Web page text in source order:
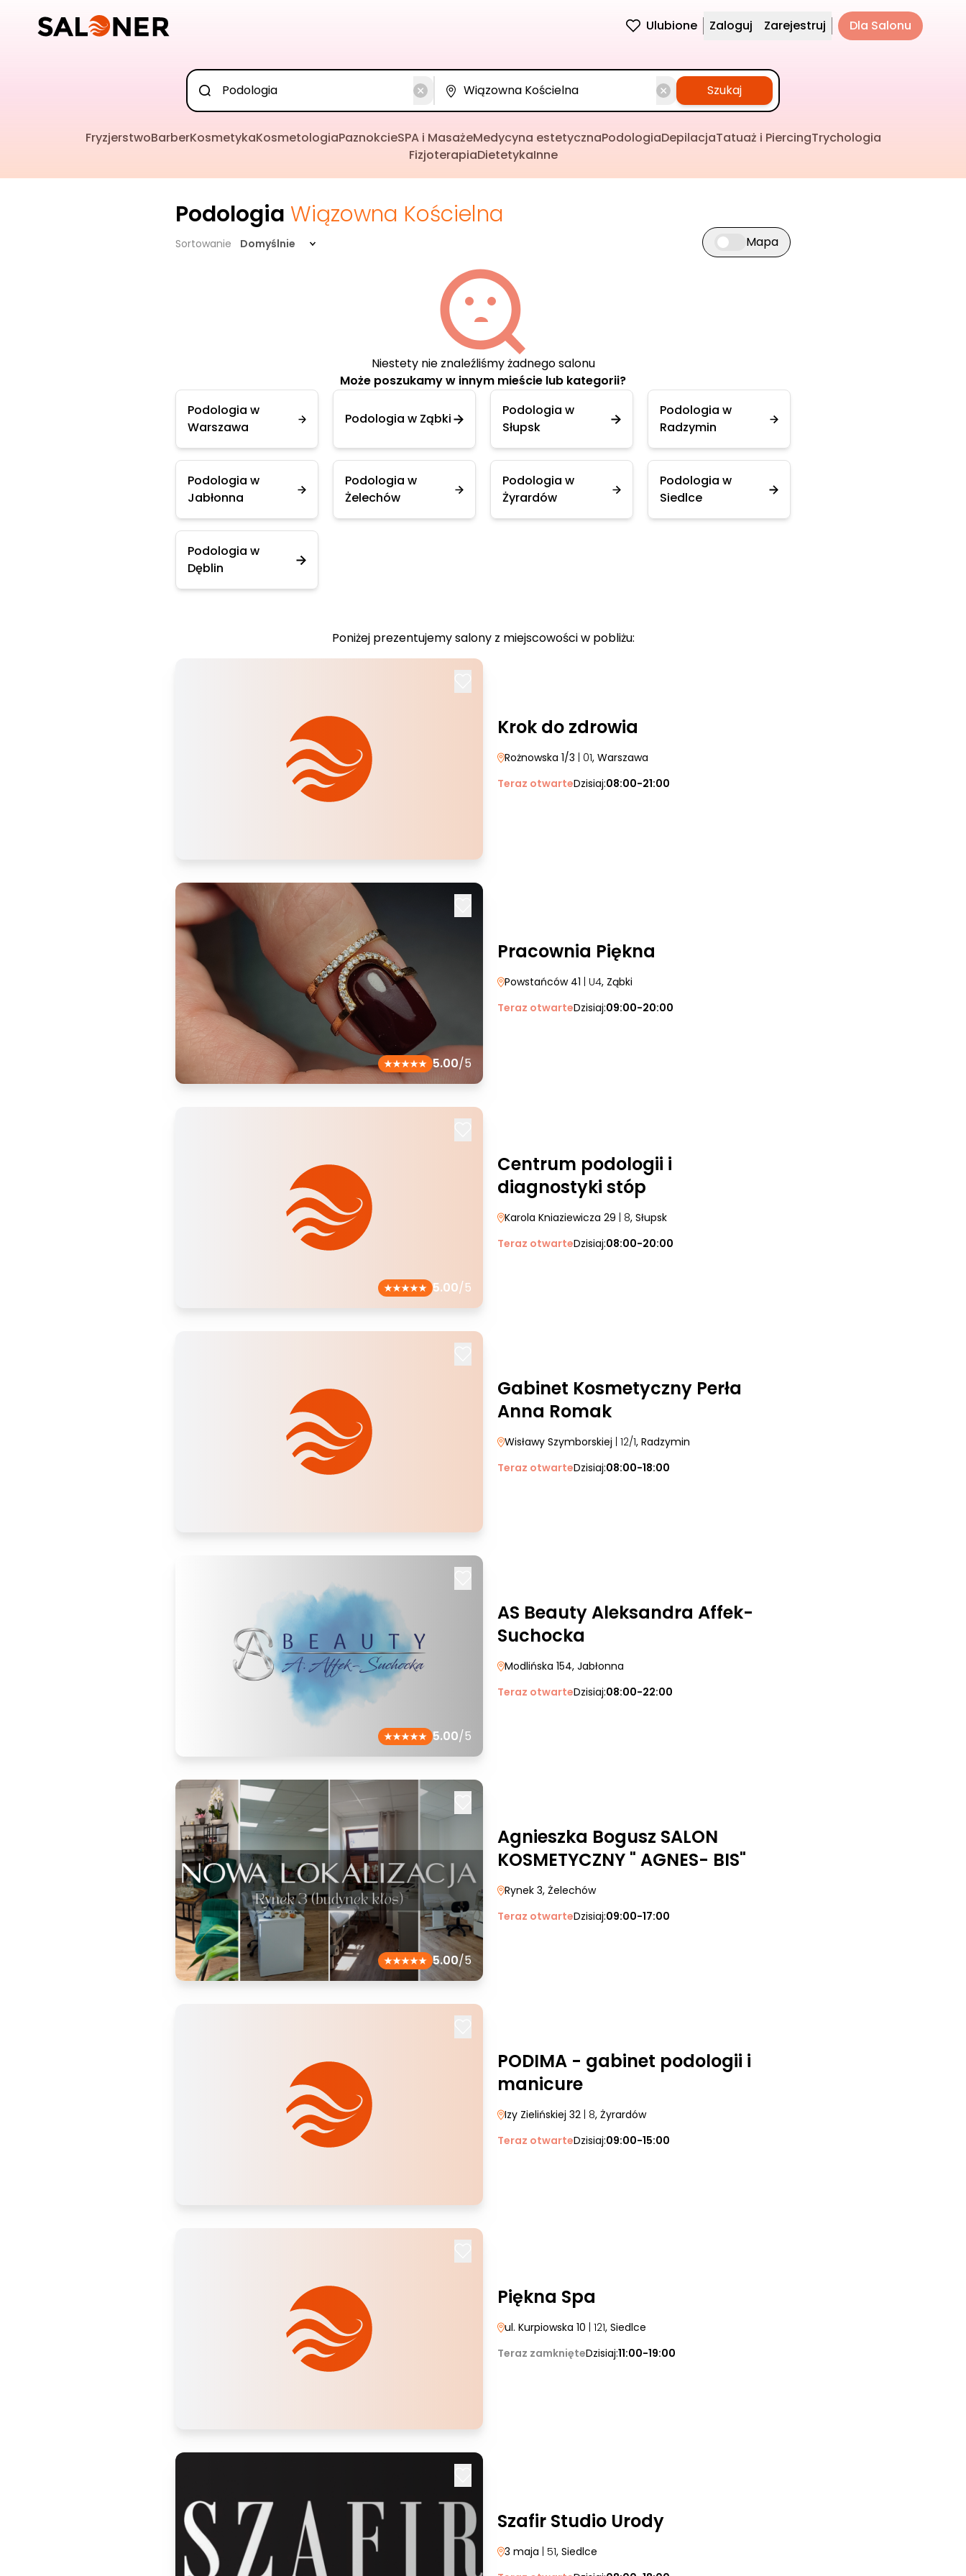
Ulubione Zaloguj Zarejestruj Dla Salonu
Szukaj
FryzjerstwoBarberKosmetykaKosmetologiaPaznokcieSPA i MasażeMedycyna estetycznaPodologiaDepilacjaTatuaż i PiercingTrychologia
FizjoterapiaDietetykaInne
Podologia Wiązowna Kościelna
Sortowanie Domyślnie Przełącz widok mapy
Mapa
Niestety nie znaleźliśmy żadnego salonu
Może poszukamy w innym mieście lub kategorii?
Podologia w
Warszawa
Podologia w Ząbki
Podologia w
Słupsk
Podologia w
Radzymin
Podologia w
Jabłonna
Podologia w
Żelechów
Podologia w
Żyrardów
Podologia w
Siedlce
Podologia w
Dęblin
Poniżej prezentujemy salony z miejscowości w pobliżu:
Krok do zdrowia
Rożnowska 1/3 | 01, Warszawa
Teraz otwarteDzisiaj:08:00-21:00
5.00/5
Pracownia Piękna
Powstańców 41 | U4, Ząbki
Teraz otwarteDzisiaj:09:00-20:00
5.00/5
Centrum podologii i
diagnostyki stóp
Karola Kniaziewicza 29 | 8, Słupsk
Teraz otwarteDzisiaj:08:00-20:00
Gabinet Kosmetyczny Perła
Anna Romak
Wisławy Szymborskiej | 12/1, Radzymin
Teraz otwarteDzisiaj:08:00-18:00
5.00/5
AS Beauty Aleksandra Affek-
Suchocka
Modlińska 154, Jabłonna
Teraz otwarteDzisiaj:08:00-22:00
5.00/5
Agnieszka Bogusz SALON
KOSMETYCZNY " AGNES- BIS"
Rynek 3, Żelechów
Teraz otwarteDzisiaj:09:00-17:00
PODIMA - gabinet podologii i
manicure
Izy Zielińskiej 32 | 8, Żyrardów
Teraz otwarteDzisiaj:09:00-15:00
Piękna Spa
ul. Kurpiowska 10 | 121, Siedlce
Teraz zamknięteDzisiaj:11:00-19:00
Szafir Studio Urody
3 maja | 51, Siedlce